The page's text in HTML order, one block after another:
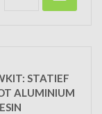
STATIEF
ALUMINIUM